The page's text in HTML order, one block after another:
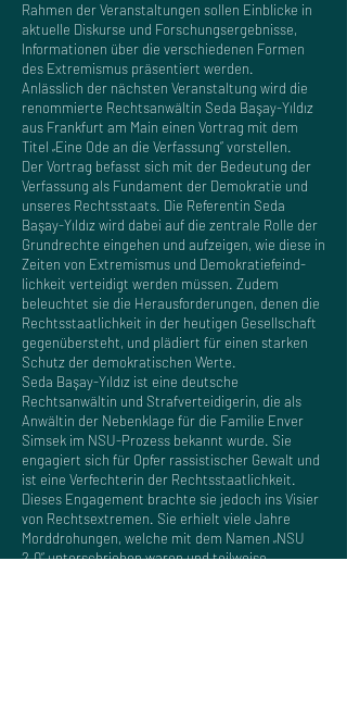
Rahmen der Veranstaltungen sollen Einblicke in
aktuelle Diskurse und Forschungsergebnisse,
Informationen über die verschiedenen Formen
des Extremismus präsentiert werden.
Anlässlich der nächsten Veranstaltung wird die
renommierte Rechtsanwältin Seda Başay-Yıldız
aus Frankfurt am Main einen Vortrag mit dem
Titel „Eine Ode an die Verfassung“ vorstellen.
Der Vortrag befasst sich mit der Bedeutung der
Verfassung als Fundament der Demokratie und
unseres Rechtsstaats. Die Referentin Seda
Başay-Yıldız wird dabei auf die zentrale Rolle der
Grundrechte eingehen und aufzeigen, wie diese in
Zeiten von Extremismus und Demokratiefeind-
lichkeit verteidigt werden müssen. Zudem
beleuchtet sie die Herausforderungen, denen die
Rechtsstaatlichkeit in der heutigen Gesellschaft
gegenübersteht, und plädiert für einen starken
Schutz der demokratischen Werte.
Seda Başay-Yıldız ist eine deutsche
Rechtsanwältin und Strafverteidigerin, die als
Anwältin der Nebenklage für die Familie Enver
Simsek im NSU-Prozess bekannt wurde. Sie
engagiert sich für Opfer rassistischer Gewalt und
ist eine Verfechterin der Rechtsstaatlichkeit.
Dieses Engagement brachte sie jedoch ins Visier
von Rechtsextremen. Sie erhielt viele Jahre
Morddrohungen, welche mit dem Namen „NSU
2.0“ unterschrieben waren und teilweise